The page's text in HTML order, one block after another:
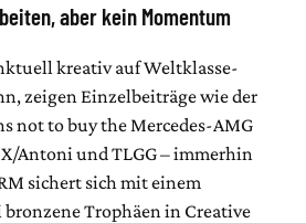
aber kein Momentum
kreativ auf Weltklasse-
zeigen Einzelbeiträge wie der
not to buy the Mercedes-AMG
X/Antoni und TLGG – immerhin
sichert sich mit einem
bronzene Trophäen in Creative